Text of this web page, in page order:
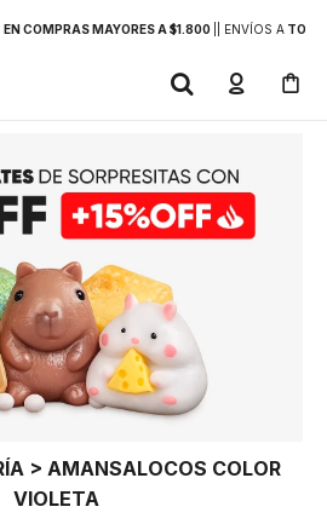
EN COMPRAS MAYORES A $1.800 | ENVÍOS ATODO
> AMANSALOCOS COLOR
VIOLETA